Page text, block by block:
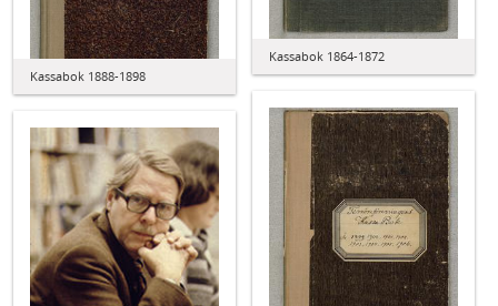
Kassabok 1864-1872
Kassabok 1888-1898